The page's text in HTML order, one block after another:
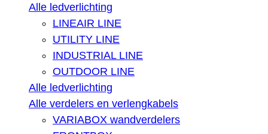
Alle ledverlichting
LINEAIR LINE
UTILITY LINE
INDUSTRIAL LINE
OUTDOOR LINE
Alle ledverlichting
Alle verdelers en verlengkabels
VARIABOX wandverdelers